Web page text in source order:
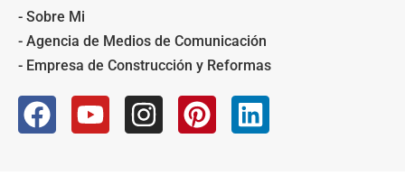
- Sobre Mi
- Agencia de Medios de Comunicación
- Empresa de Construcción y Reformas